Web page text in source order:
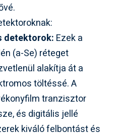
detektorok: Ezek a
(a-Se) réteget
alakítja át a
töltéssé. A
tranzisztor
és digitális jellé
kiváló felbontást és